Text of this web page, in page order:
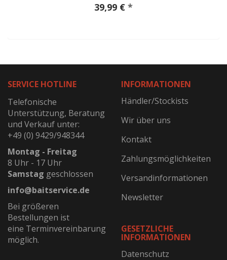
39,99 € *
SERVICE HOTLINE
Telefonische
Unterstützung, Beratung
und Verkauf unter:
+49 (0) 9429/948344
Montag - Freitag
8 Uhr - 17 Uhr
Samstag geschlossen
info@baitservice.de
Bei größeren
Bestellungen ist
eine Terminvereinbarung
möglich.
INFORMATIONEN
Händler/Stockists
Wir über uns
Kontakt
Zahlungsmöglichkeiten
Versandinformationen
Newsletter
GESETZLICHE
INFORMATIONEN
Datenschutz